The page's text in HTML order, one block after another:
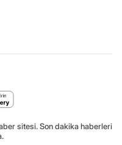
sitesi. Son dakika haberleri